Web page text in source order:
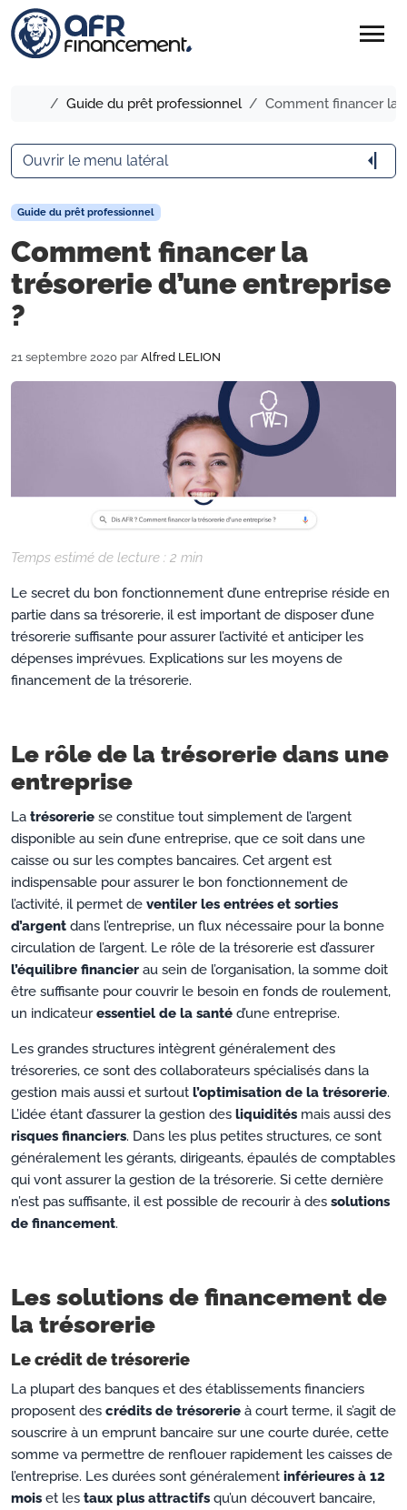
menu
Accueil
Guide du prêt professionnel Comment financer la
Guide du prêt professionnel
Comment financer la
trésorerie d’une entreprise
?
21 septembre 2020 par Alfred LELION
Temps estimé de lecture : 2 min
Le secret du bon fonctionnement d’une entreprise réside en
partie dans sa trésorerie, il est important de disposer d’une
trésorerie suffisante pour assurer l’activité et anticiper les
dépenses imprévues. Explications sur les moyens de
financement de la trésorerie.
Le rôle de la trésorerie dans une
entreprise
La trésorerie se constitue tout simplement de l’argent
disponible au sein d’une entreprise, que ce soit dans une
caisse ou sur les comptes bancaires. Cet argent est
indispensable pour assurer le bon fonctionnement de
l’activité, il permet de ventiler les entrées et sorties
d’argent dans l’entreprise, un flux nécessaire pour la bonne
circulation de l’argent. Le rôle de la trésorerie est d’assurer
l’équilibre financier au sein de l’organisation, la somme doit
être suffisante pour couvrir le besoin en fonds de roulement,
un indicateuressentiel de la santé d’une entreprise.
Les grandes structures intègrent généralement des
trésoreries, ce sont des collaborateurs spécialisés dans la
gestion mais aussi et surtout l’optimisation de la trésorerie.
L’idée étant d’assurer la gestion des liquidités mais aussi des
risques financiers. Dans les plus petites structures, ce sont
généralement les gérants, dirigeants, épaulés de comptables
qui vont assurer la gestion de la trésorerie. Si cette dernière
n’est pas suffisante, il est possible de recourir à des solutions
de financement.
Les solutions de financement de
la trésorerie
Le crédit de trésorerie
La plupart des banques et des établissements financiers
proposent des crédits de trésorerie à court terme, il s’agit de
souscrire à un emprunt bancaire sur une courte durée, cette
somme va permettre de renflouer rapidement les caisses de
l’entreprise. Les durées sont généralement inférieures à 12
mois et les taux plus attractifs qu’un découvert bancaire,
Ouvrir le menu latéral arrow_menu_close